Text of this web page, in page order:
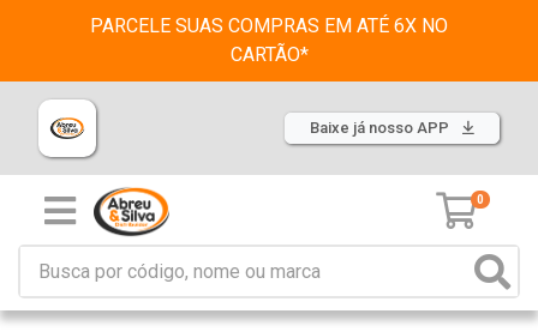
PARCELE SUAS COMPRAS EM ATÉ 6X NO
CARTÃO*
Baixe já nosso APP
0